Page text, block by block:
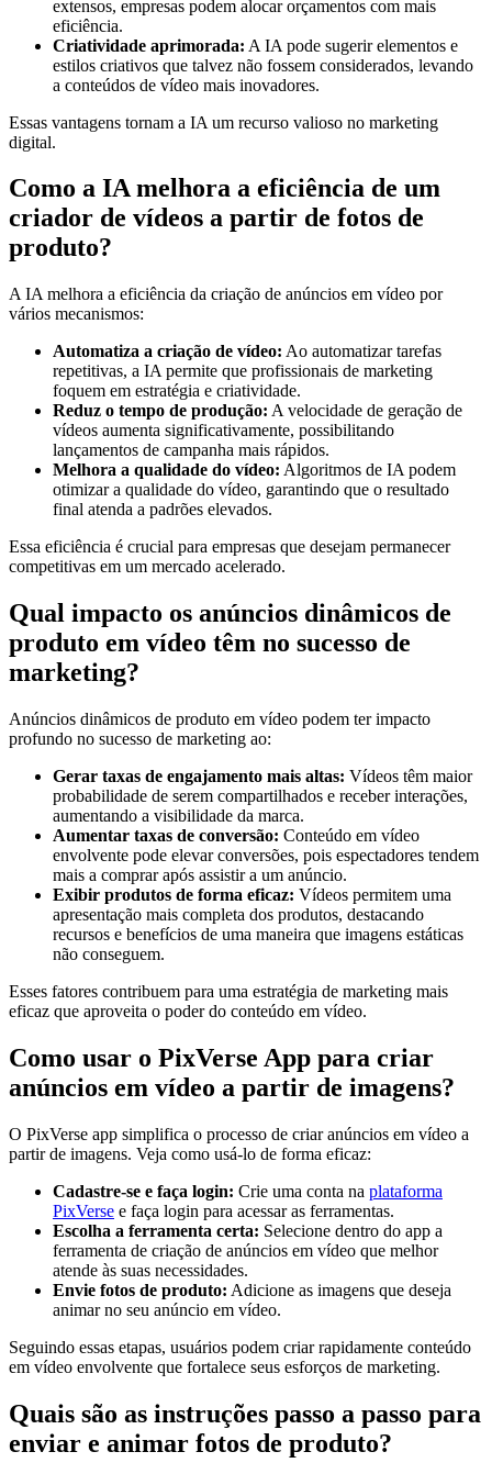
extensos, empresas podem alocar orçamentos com mais
eficiência.
Criatividade aprimorada: A IA pode sugerir elementos e
estilos criativos que talvez não fossem considerados, levando
a conteúdos de vídeo mais inovadores.
Essas vantagens tornam a IA um recurso valioso no marketing
digital.
Como a IA melhora a eficiência de um
criador de vídeos a partir de fotos de
produto?
A IA melhora a eficiência da criação de anúncios em vídeo por
vários mecanismos:
Automatiza a criação de vídeo: Ao automatizar tarefas
repetitivas, a IA permite que profissionais de marketing
foquem em estratégia e criatividade.
Reduz o tempo de produção: A velocidade de geração de
vídeos aumenta significativamente, possibilitando
lançamentos de campanha mais rápidos.
Melhora a qualidade do vídeo: Algoritmos de IA podem
otimizar a qualidade do vídeo, garantindo que o resultado
final atenda a padrões elevados.
Essa eficiência é crucial para empresas que desejam permanecer
competitivas em um mercado acelerado.
Qual impacto os anúncios dinâmicos de
produto em vídeo têm no sucesso de
marketing?
Anúncios dinâmicos de produto em vídeo podem ter impacto
profundo no sucesso de marketing ao:
Gerar taxas de engajamento mais altas: Vídeos têm maior
probabilidade de serem compartilhados e receber interações,
aumentando a visibilidade da marca.
Aumentar taxas de conversão: Conteúdo em vídeo
envolvente pode elevar conversões, pois espectadores tendem
mais a comprar após assistir a um anúncio.
Exibir produtos de forma eficaz: Vídeos permitem uma
apresentação mais completa dos produtos, destacando
recursos e benefícios de uma maneira que imagens estáticas
não conseguem.
Esses fatores contribuem para uma estratégia de marketing mais
eficaz que aproveita o poder do conteúdo em vídeo.
Como usar o PixVerse App para criar
anúncios em vídeo a partir de imagens?
O PixVerse app simplifica o processo de criar anúncios em vídeo a
partir de imagens. Veja como usá-lo de forma eficaz:
Cadastre-se e faça login: Crie uma conta na plataforma
PixVerse e faça login para acessar as ferramentas.
Escolha a ferramenta certa: Selecione dentro do app a
ferramenta de criação de anúncios em vídeo que melhor
atende às suas necessidades.
Envie fotos de produto: Adicione as imagens que deseja
animar no seu anúncio em vídeo.
Seguindo essas etapas, usuários podem criar rapidamente conteúdo
em vídeo envolvente que fortalece seus esforços de marketing.
Quais são as instruções passo a passo para
enviar e animar fotos de produto?